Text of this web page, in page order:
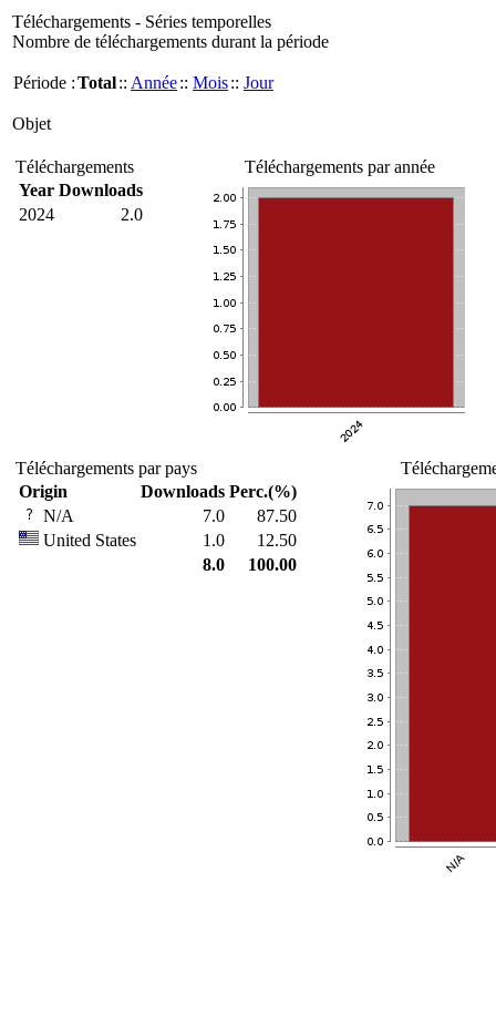
Téléchargements - Séries temporelles
Nombre de téléchargements durant la période
Période :Total:: Année:: Mois:: Jour
Objet
Téléchargements
Year Downloads
2024
2.0
Téléchargements par année
Téléchargements par pays
Origin
Downloads Perc.(%)
N/A
7.0
87.50
United States
1.0
12.50
8.0
100.00